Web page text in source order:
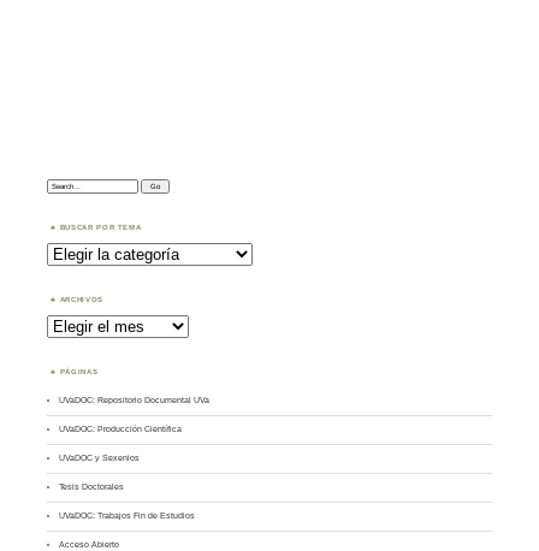
Search:
BUSCAR POR TEMA
Buscar
por
Tema
ARCHIVOS
Archivos
PÁGINAS
UVaDOC: Repositorio Documental UVa
UVaDOC: Producción Científica
UVaDOC y Sexenios
Tesis Doctorales
UVaDOC: Trabajos Fin de Estudios
Acceso Abierto